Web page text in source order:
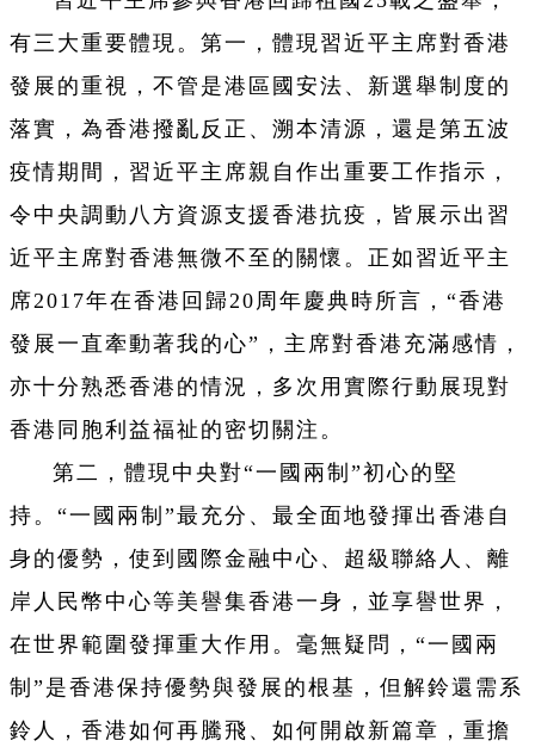
有三大重要體現。第一，體現習近平主席對香港
發展的重視，不管是港區國安法、新選舉制度的
落實，為香港撥亂反正、溯本清源，還是第五波
疫情期間，習近平主席親自作出重要工作指示，
令中央調動八方資源支援香港抗疫，皆展示出習
近平主席對香港無微不至的關懷。正如習近平主
席2017年在香港回歸20周年慶典時所言，“香港
發展一直牽動著我的心”，主席對香港充滿感情，
亦十分熟悉香港的情況，多次用實際行動展現對
香港同胞利益福祉的密切關注。
第二，體現中央對“一國兩制”初心的堅
持。“一國兩制”最充分、最全面地發揮出香港自
身的優勢，使到國際金融中心、超級聯絡人、離
岸人民幣中心等美譽集香港一身，並享譽世界，
在世界範圍發揮重大作用。毫無疑問，“一國兩
制”是香港保持優勢與發展的根基，但解鈴還需系
鈴人，香港如何再騰飛、如何開啟新篇章，重擔